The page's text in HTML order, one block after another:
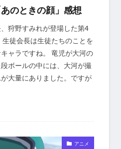
のときの顔」感想
狩野すみれが登場した第4
徒会長は生徒たちのことを
ャラですね。 竜児が大河の
ボールの中には、大河が撮
大量にありました。ですが
アニメ